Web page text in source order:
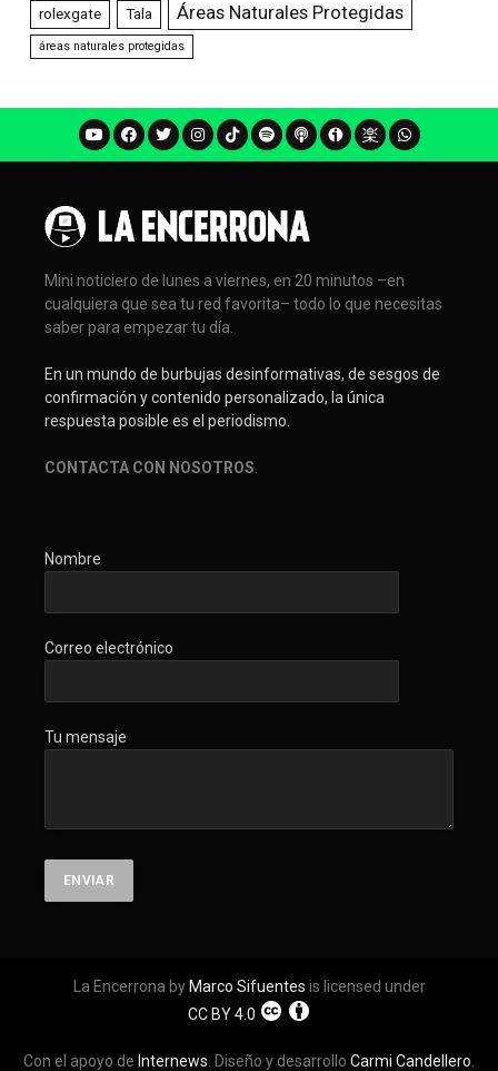
rolexgate Tala Áreas Naturales Protegidas
áreas naturales protegidas
Mini noticiero de lunes a viernes, en 20 minutos –en
cualquiera que sea tu red favorita– todo lo que necesitas
saber para empezar tu día.
En un mundo de burbujas desinformativas, de sesgos de
confirmación y contenido personalizado, la única
respuesta posible es el periodismo.
CONTACTA CON NOSOTROS
Nombre
Correo electrónico
Tu mensaje
La Encerrona by Marco Sifuentes is licensed under
CC BY 4.0
Con el apoyo de Internews . Diseño y desarrollo Carmi Candellero